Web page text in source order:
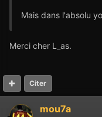
Mais dans l'absolu
Merci cher L_as.
Citer
mou7a